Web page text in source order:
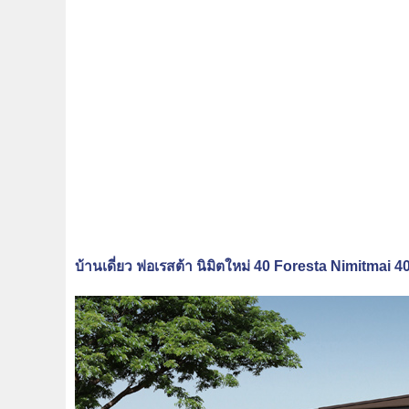
บ้านเดี่ยว ฟอเรสต้า นิมิตใหม่ 40 Foresta Nimitmai